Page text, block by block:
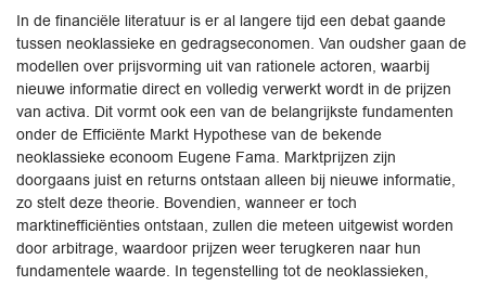
In de financiële literatuur is er al langere tijd een debat gaande
tussen neoklassieke en gedragseconomen. Van oudsher gaan de
modellen over prijsvorming uit van rationele actoren, waarbij
nieuwe informatie direct en volledig verwerkt wordt in de prijzen
van activa. Dit vormt ook een van de belangrijkste fundamenten
onder de Efficiënte Markt Hypothese van de bekende
neoklassieke econoom Eugene Fama. Marktprijzen zijn
doorgaans juist en returns ontstaan alleen bij nieuwe informatie,
zo stelt deze theorie. Bovendien, wanneer er toch
marktinefficiënties ontstaan, zullen die meteen uitgewist worden
door arbitrage, waardoor prijzen weer terugkeren naar hun
fundamentele waarde. In tegenstelling tot de neoklassieken,